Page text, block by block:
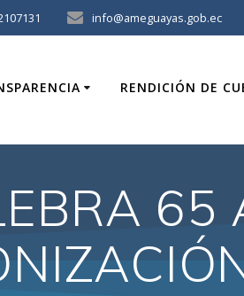
info@ameguayas.gob.ec
RENDICIÓN DE
65